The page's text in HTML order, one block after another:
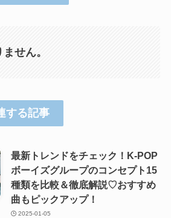
せん。
する記事
最新トレンドをチェック！K-POP
ボーイズグループのコンセプト15
種類を比較＆徹底解説♡おすすめ
曲もピックアップ！
2025-01-05